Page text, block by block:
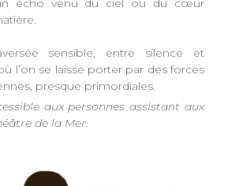
écho venu du ciel ou du cœur
sensible, entre silence et
l’on se laisse porter par des forces
presque primordiales.
aux personnes assistant aux
de la Mer.